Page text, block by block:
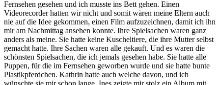
Fernsehen gesehen und ich musste ins Bett gehen. Einen
Videorecorder hatten wir nicht und somit wären meine Eltern auch
nie auf die Idee gekommen, einen Film aufzuzeichnen, damit ich ihn
mir am Nachmittag ansehen konnte. Ihre Spielsachen waren ganz
anders als meine. Sie hatte keine Kuscheltiere, die ihre Mutter selbst
gemacht hatte. Ihre Sachen waren alle gekauft. Und es waren die
schönsten Spielsachen, die ich jemals gesehen habe. Sie hatte alle
Puppen, für die im Fernsehen geworben wurde und sie hatte bunte
Plastikpferdchen. Kathrin hatte auch welche davon, und ich
wünschte sie mir schon lange. Ines zeigte mir stolz ein Album mit